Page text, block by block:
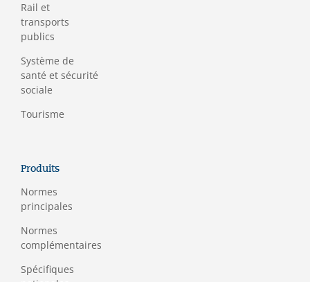
Rail et
transports
publics
Système de
santé et sécurité
sociale
Tourisme
Produits
Normes
principales
Normes
complémentaires
Spécifiques